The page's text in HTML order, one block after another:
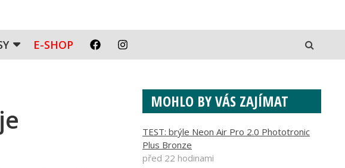
E-SHOP
MOHLO BY VÁS ZAJÍMAT
TEST: brýle Neon Air Pro 2.0 Phototronic
Plus Bronze
před 22 hodinami